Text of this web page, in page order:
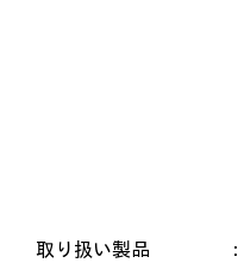
取り扱い製品
：